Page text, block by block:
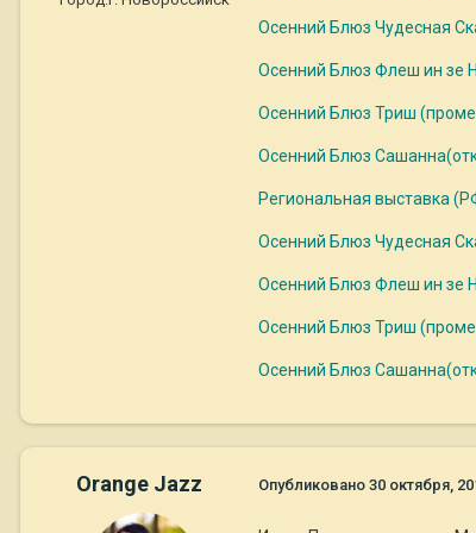
Осенний Блюз Чудесная
Осенний Блюз Флеш ин зе
Осенний Блюз Триш
Осенний Блюз
Региональная выставка
Осенний Блюз Чудесная
Осенний Блюз Флеш ин зе
Осенний Блюз Триш
Осенний Блюз
Orange Jazz Опубликовано 30 октября,